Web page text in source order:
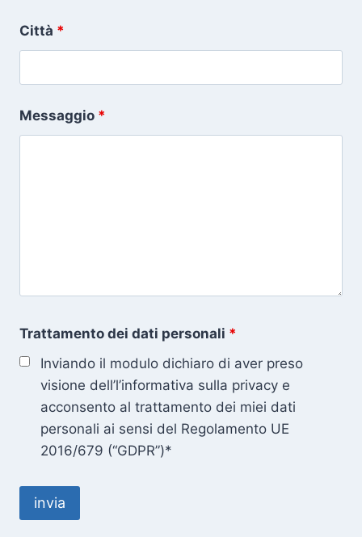
Città *
Messaggio *
Trattamento dei dati personali *
Inviando il modulo dichiaro di aver preso
visione dell’l’informativa sulla privacy e
acconsento al trattamento dei miei dati
personali ai sensi del Regolamento UE
2016/679 (“GDPR”)*